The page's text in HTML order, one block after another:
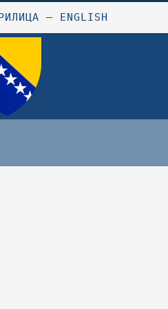
– ENGLISH